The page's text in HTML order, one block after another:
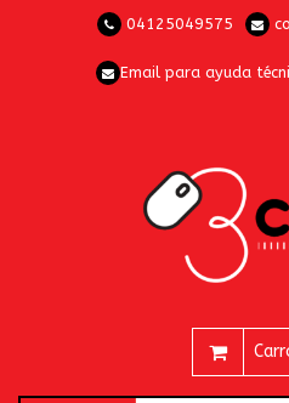
04125049575
Email para ayuda